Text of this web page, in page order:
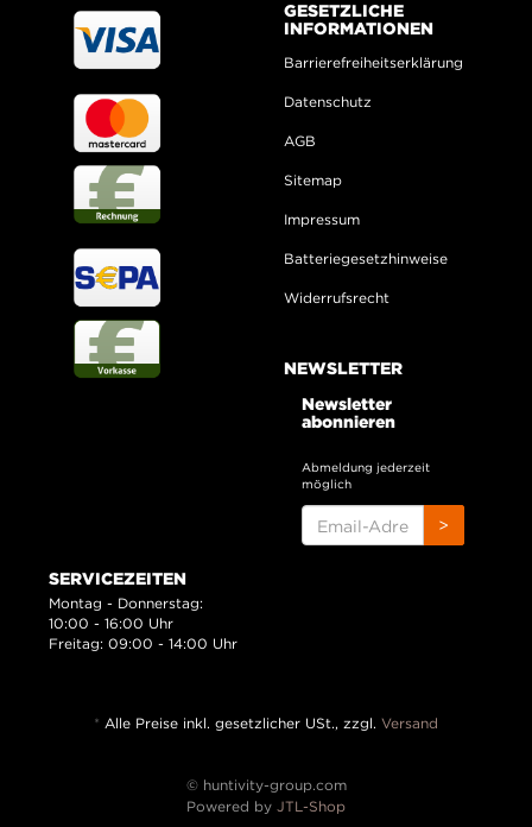
GESETZLICHE
INFORMATIONEN
Barrierefreiheitserklärung
Datenschutz
AGB
Sitemap
Impressum
Batteriegesetzhinweise
Widerrufsrecht
NEWSLETTER
Newsletter
abonnieren
Abmeldung jederzeit
möglich
ADRESSE
>
SERVICEZEITEN
Montag - Donnerstag:
10:00 - 16:00 Uhr
Freitag: 09:00 - 14:00 Uhr
* Alle Preise inkl. gesetzlicher USt., zzgl. Versand
© huntivity-group.com
Powered by JTL-Shop